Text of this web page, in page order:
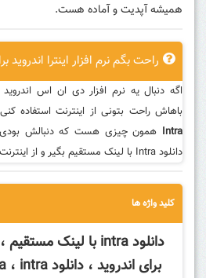
همیشه آپدیت و آماده هست.
راحت بگم نرم افزار اینترا اندروید
اگه دنبال یه نرم افزار دی ان اس
باهاش راحت بتونی از اینترنت استفاده
Intra همون چیزی هست که دنبالش
دانلود Intra با لینک مستقیم بگیر و از اینترنت آزاد لذت ببر.
کلید واژه ها